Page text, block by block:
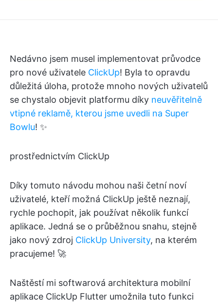
Nedávno jsem musel implementovat průvodce
pro nové uživatele ClickUp! Byla to opravdu
důležitá úloha, protože mnoho nových uživatelů
se chystalo objevit platformu díky neuvěřitelně
vtipné reklamě, kterou jsme uvedli na Super
Bowlu! ✨
prostřednictvím ClickUp
Díky tomuto návodu mohou naši četní noví
uživatelé, kteří možná ClickUp ještě neznají,
rychle pochopit, jak používat několik funkcí
aplikace. Jedná se o průběžnou snahu, stejně
jako nový zdroj ClickUp University, na kterém
pracujeme! 🚀
Naštěstí mi softwarová architektura mobilní
aplikace ClickUp Flutter umožnila tuto funkci